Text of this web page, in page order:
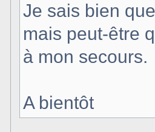
Je sais bien
mais peut-être
à mon secours.
A bientôt